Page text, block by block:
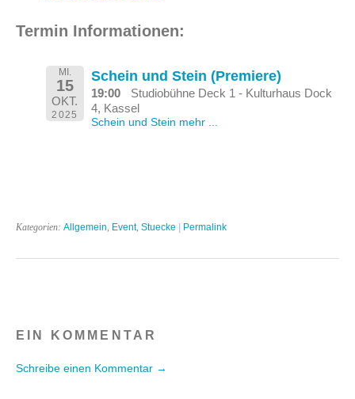
Termin Informationen:
MI.
15
OKT.
2025
Schein und Stein (Premiere)
19:00
Studiobühne Deck 1 - Kulturhaus Dock
4, Kassel
Schein und Stein mehr ...
Kategorien: Allgemein Event, Stuecke | Permalink
EIN KOMMENTAR
Schreibe einen Kommentar →